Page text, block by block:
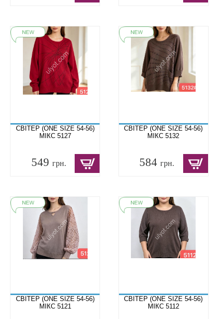
СВІТЕР (ONE SIZE 54-56)
МІКС 5127
549 грн.
СВІТЕР (ONE SIZE 54-56)
МІКС 5132
584грн.
СВІТЕР (ONE SIZE 54-56)
МІКС 5121
СВІТЕР (ONE SIZE 54-56)
МІКС 5112